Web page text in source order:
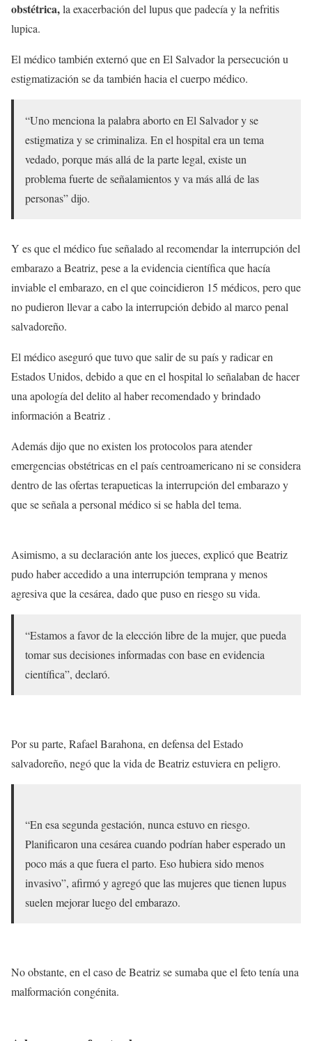
obstétrica,la exacerbación del lupus que padecía y la nefritis
lupica.
El médico también externó que en El Salvador la persecución u
estigmatización se da también hacia el cuerpo médico.
“Uno menciona la palabra aborto en El Salvador y se
estigmatiza y se criminaliza. En el hospital era un tema
vedado, porque más allá de la parte legal, existe un
problema fuerte de señalamientos y va más allá de las
personas” dijo.
Y es que el médico fue señalado al recomendar la interrupción del
embarazo a Beatriz, pese a la evidencia científica que hacía
inviable el embarazo, en el que coincidieron 15 médicos, pero que
no pudieron llevar a cabo la interrupción debido al marco penal
salvadoreño.
El médico aseguró que tuvo que salir de su país y radicar en
Estados Unidos, debido a que en el hospital lo señalaban de hacer
una apología del delito al haber recomendado y brindado
información a Beatriz .
Además dijo que no existen los protocolos para atender
emergencias obstétricas en el país centroamericano ni se considera
dentro de las ofertas terapueticas la interrupción del embarazo y
que se señala a personal médico si se habla del tema.
Asimismo, a su declaración ante los jueces, explicó que Beatriz
pudo haber accedido a una interrupción temprana y menos
agresiva que la cesárea, dado que puso en riesgo su vida.
“Estamos a favor de la elección libre de la mujer, que pueda
tomar sus decisiones informadas con base en evidencia
científica”, declaró.
Por su parte, Rafael Barahona, en defensa del Estado
salvadoreño, negó que la vida de Beatriz estuviera en peligro.
“En esa segunda gestación, nunca estuvo en riesgo.
Planificaron una cesárea cuando podrían haber esperado un
poco más a que fuera el parto. Eso hubiera sido menos
invasivo”, afirmó y agregó que las mujeres que tienen lupus
suelen mejorar luego del embarazo.
No obstante, en el caso de Beatriz se sumaba que el feto tenía una
malformación congénita.